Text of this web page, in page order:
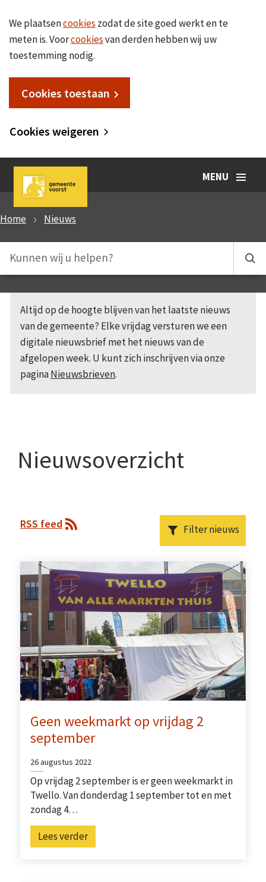
We plaatsencookies zodat de site goed werkt en te
meten is. Voorcookiesvan derden hebben wij uw
toestemming nodig.
Cookies toestaan
Cookies weigeren
MENU
Home Nieuws
Altijd op de hoogte blijven van het laatste nieuws
van de gemeente? Elke vrijdag versturen we een
digitale nieuwsbrief met het nieuws van de
afgelopen week. U kunt zich inschrijven via onze
paginaNieuwsbrieven.
Nieuwsoverzicht
RSS feed Filter nieuws
Geen weekmarkt op vrijdag 2
september
26 augustus 2022
Op vrijdag 2 september is er geen weekmarkt in
Twello. Van donderdag 1 september tot en met
zondag 4…
Lees verder